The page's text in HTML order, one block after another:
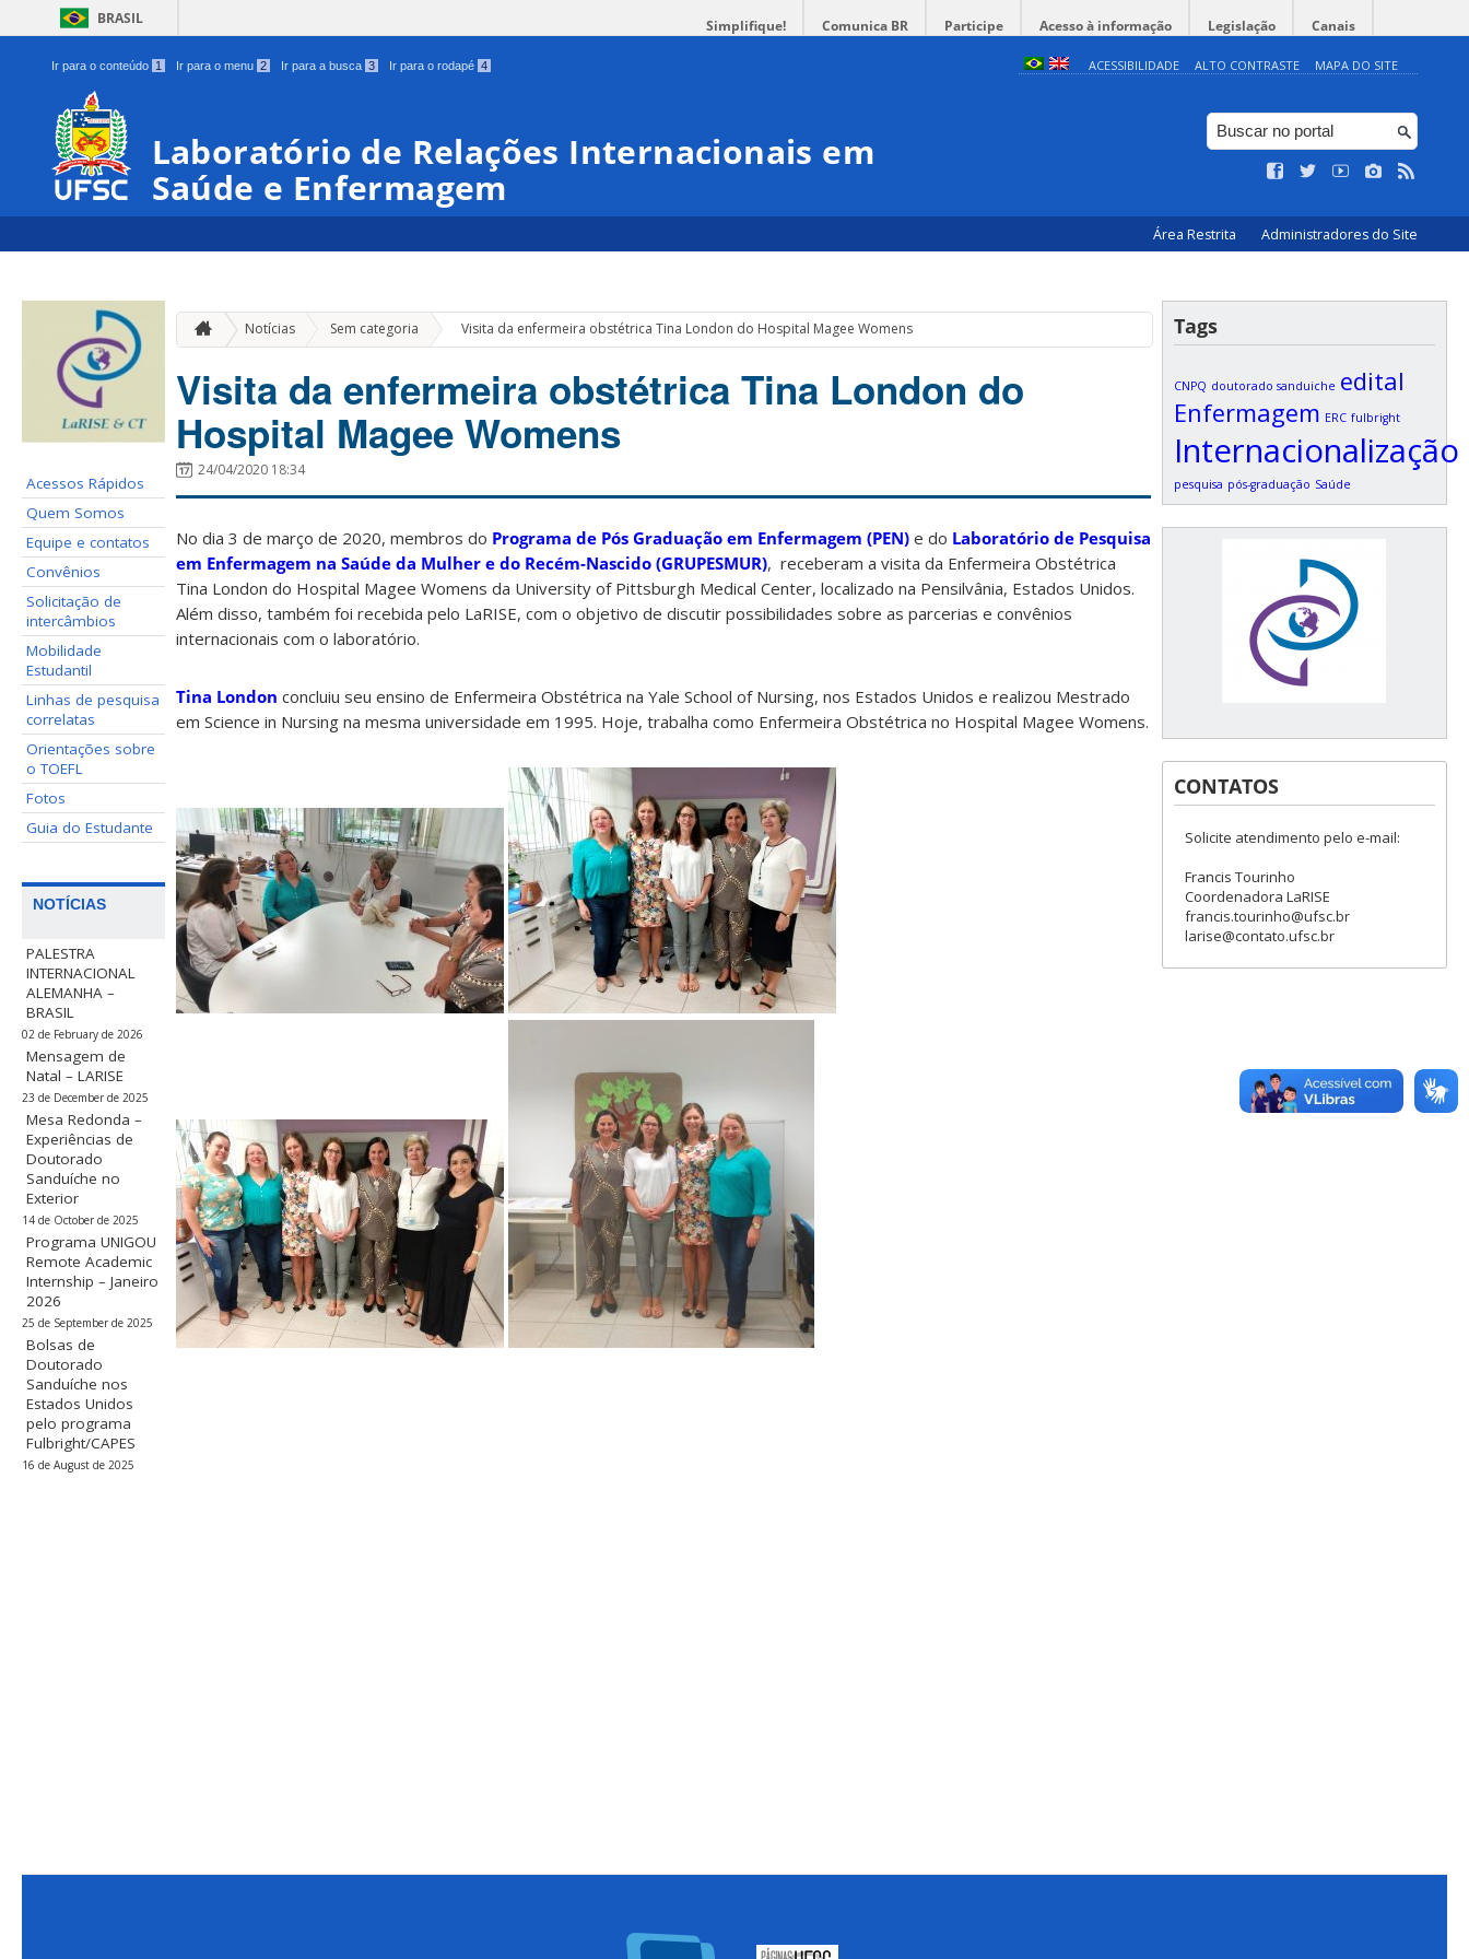
BRASIL Simplifique! Comunica BR Participe Acesso à informação Legislação Canais
Ir para o conteúdo 1 Ir para o menu 2 Ir para a busca 3 Ir para o rodapé 4 ACESSIBILIDADE ALTO CONTRASTE MAPA DO SITE
Laboratório de Relações Internacionais em
Saúde e Enfermagem
Área Restrita Administradores do Site
Acessos Rápidos
Quem Somos
Equipe e contatos
Convênios
Solicitação de
intercâmbios
Mobilidade
Estudantil
Linhas de pesquisa
correlatas
Orientações sobre
o TOEFL
Fotos
Guia do Estudante
NOTÍCIAS
PALESTRA
INTERNACIONAL
ALEMANHA –
BRASIL
02 de February de 2026
Mensagem de
Natal – LARISE
23 de December de 2025
Mesa Redonda –
Experiências de
Doutorado
Sanduíche no
Exterior
14 de October de 2025
Programa UNIGOU
Remote Academic
Internship – Janeiro
2026
25 de September de 2025
Bolsas de
Doutorado
Sanduíche nos
Estados Unidos
pelo programa
Fulbright/CAPES
16 de August de 2025
Notícias Sem categoria » Visita da enfermeira obstétrica Tina London do Hospital Magee Womens
Visita da enfermeira obstétrica Tina London do
Hospital Magee Womens
24/04/2020 18:34
No dia 3 de março de 2020, membros do Programa de Pós Graduação em Enfermagem (PEN)e do Laboratório de Pesquisa
em Enfermagem na Saúde da Mulher e do Recém-Nascido (GRUPESMUR), receberam a visita da Enfermeira Obstétrica
Tina London do Hospital Magee Womens da University of Pittsburgh Medical Center, localizado na Pensilvânia, Estados Unidos.
Além disso, também foi recebida pelo LaRISE, com o objetivo de discutir possibilidades sobre as parcerias e convênios
internacionais com o laboratório.
Tina London concluiu seu ensino de Enfermeira Obstétrica na Yale School of Nursing, nos Estados Unidos e realizou Mestrado
em Science in Nursing na mesma universidade em 1995. Hoje, trabalha como Enfermeira Obstétrica no Hospital Magee Womens.
Tags
CNPQ doutorado sanduiche edital
Enfermagem ERC fulbright
Internacionalização
pesquisa pós-graduação Saúde
CONTATOS
Solicite atendimento pelo e-mail:
Francis Tourinho
Coordenadora LaRISE
francis.tourinho@ufsc.br
larise@contato.ufsc.br